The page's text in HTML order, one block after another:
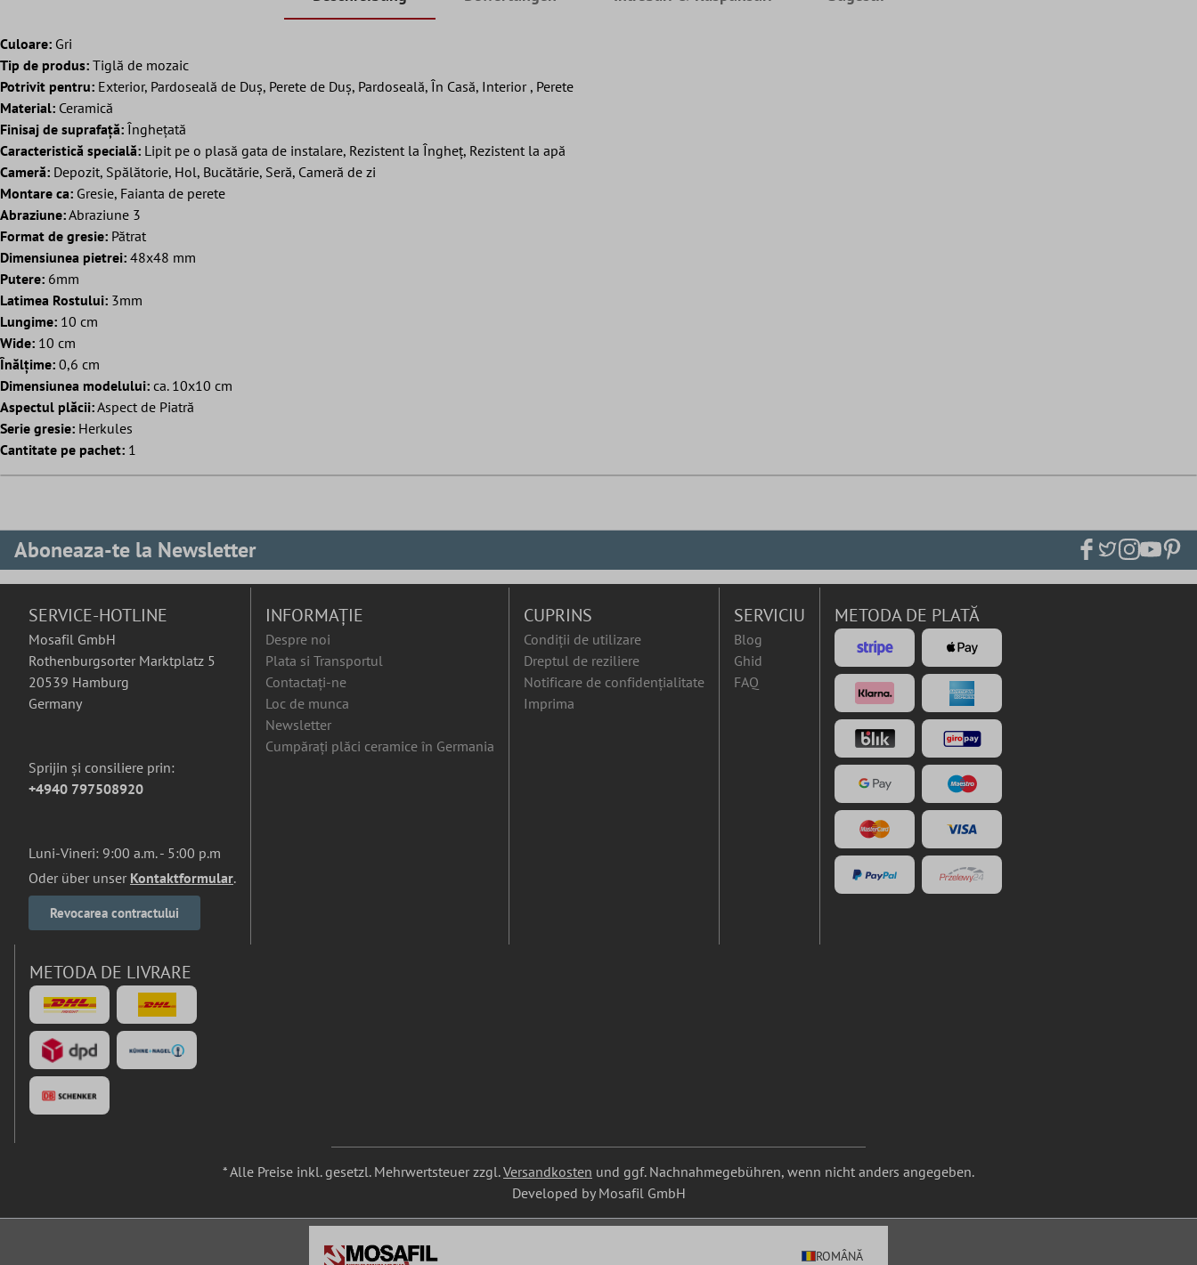
Culoare: Gri
Tip de produs: Tiglă de mozaic
Potrivit pentru: Exterior, Pardoseală de Duș, Perete de Duș, Pardoseală, În Casă, Interior , Perete
Material: Ceramică
Finisaj de suprafață: Înghețată
Caracteristică specială: Lipit pe o plasă gata de instalare, Rezistent la Îngheț, Rezistent la apă
Cameră: Depozit, Spălătorie, Hol, Bucătărie, Seră, Cameră de zi
Montare ca: Gresie, Faianta de perete
Abraziune:Abraziune 3
Format de gresie: Pătrat
Dimensiunea pietrei: 48x48 mm
Putere: 6mm
Latimea Rostului: 3mm
Lungime: 10 cm
Wide: 10 cm
Înălțime: 0,6 cm
Dimensiunea modelului: ca. 10x10 cm
Aspectul plăcii:Aspect de Piatră
Serie gresie: Herkules
Cantitate pe pachet: 1
Aboneaza-te la Newsletter
SERVICE-HOTLINE
Mosafil GmbH
Rothenburgsorter Marktplatz 5
20539 Hamburg
Germany
Sprijin și consiliere prin:
+4940 797508920
Luni-Vineri: 9:00 a.m. - 5:00 p.m
Oder über unser Kontaktformular.
Revocarea contractului
INFORMAȚIE
Despre noi
Plata si Transportul
Contactați-ne
Loc de munca
Newsletter
Cumpărați plăci ceramice în Germania
CUPRINS
Condiții de utilizare
Dreptul de reziliere
Notificare de confidențialitate
Imprima
SERVICIU
Blog
Ghid
FAQ
METODA DE PLATĂ
METODA DE LIVRARE
* Alle Preise inkl. gesetzl. Mehrwertsteuer zzgl.Versandkosten und ggf. Nachnahmegebühren, wenn nicht anders angegeben.
Developed by Mosafil GmbH
ROMÂNĂ